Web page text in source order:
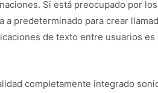
Si está preocupado por
predeterminado para crear
de texto entre usuarios
completamente integrado